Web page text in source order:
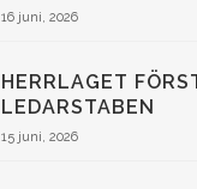
16 juni, 2026
HERRLAGET
LEDARSTABEN
15 juni, 2026